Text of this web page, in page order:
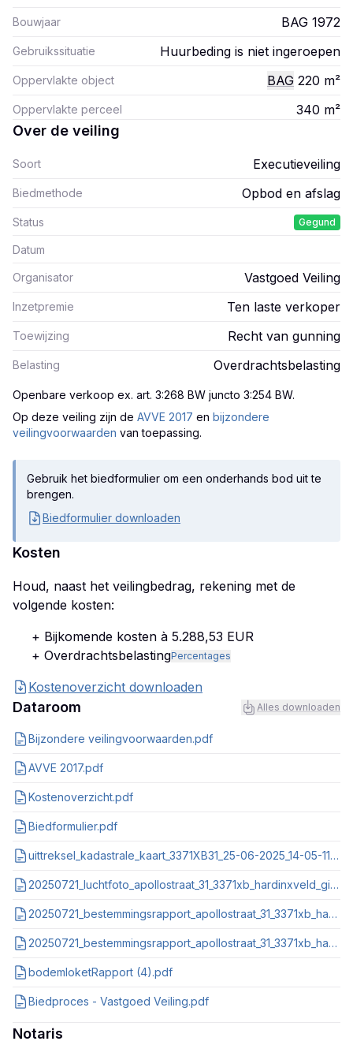
Bouwjaar BAG 1972
Gebruikssituatie Huurbeding is niet ingeroepen
Oppervlakte object BAG 220 m²
Oppervlakte perceel 340 m²
Over de veiling
Soort Executieveiling
Biedmethode Opbod en afslag
Status Gegund
Datum
Organisator Vastgoed Veiling
Inzetpremie Ten laste verkoper
Toewijzing Recht van gunning
Belasting Overdrachtsbelasting
Openbare verkoop ex. art. 3:268 BW juncto 3:254 BW.
Op deze veiling zijn de AVVE 2017 en bijzondere
veilingvoorwaarden van toepassing.
Gebruik het biedformulier om een onderhands bod uit te
brengen.
Biedformulier downloaden
Kosten
Houd, naast het veilingbedrag, rekening met de
volgende kosten:
+ Bijkomende kosten à 5.288,53 EUR
+ OverdrachtsbelastingPercentages
Kostenoverzicht downloaden
Dataroom Alles downloaden
Bijzondere veilingvoorwaarden.pdf
AVVE 2017.pdf
Kostenoverzicht.pdf
Biedformulier.pdf
uittreksel_kadastrale_kaart_3371XB31_25-06-2025_14-05-11.pdf
20250721_luchtfoto_apollostraat_31_3371xb_hardinxveld_giessendam.pdf
20250721_bestemmingsrapport_apollostraat_31_3371xb_hardinxveld_giessendam_nl_imro_0523_bp2016hgbebouwd_vg01.pdf
20250721_bestemmingsrapport_apollostraat_31_3371xb_hardinxveld_giessendam_nl_imro_0523_bp2021wonen_vg01.pdf
bodemloketRapport (4).pdf
Biedproces - Vastgoed Veiling.pdf
Notaris